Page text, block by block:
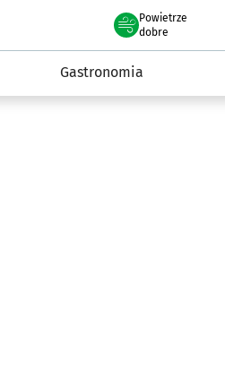
Powietrze
we Wrocławiu
dobre
Gastronomia